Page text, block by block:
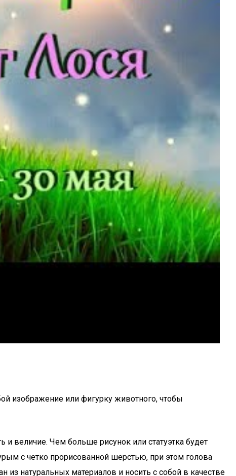
изображение или фигурку животного, чтобы
величие. Чем больше рисунок или статуэтка будет
с четко прорисованной шерстью, при этом голова
из натуральных материалов и носить с собой в качестве